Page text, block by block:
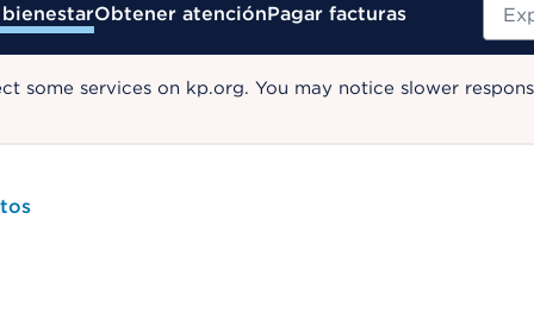
Obtener atenciónPagar facturas
some services on kp.org. You may notice slower